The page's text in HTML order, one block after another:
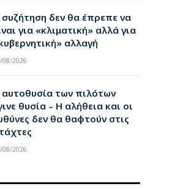
δεν θα έπρεπε να
για «κλιματική» αλλά για
αλλαγή
08/2026
των πιλότων
θυσία – Η αλήθεια και οι
δεν θα θαφτούν στις
08/2026